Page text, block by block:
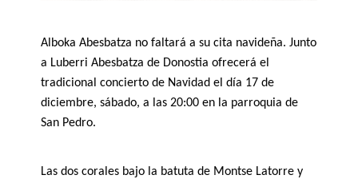
Alboka Abesbatza no faltará a su cita navideña. Junto
a Luberri Abesbatza de Donostiaofrecerá el
tradicional concierto de Navidad eldía 17 de
diciembre,sábado, a las 20:00 en la parroquia de
San Pedro.
Las dos corales bajo la batuta de Montse Latorre y